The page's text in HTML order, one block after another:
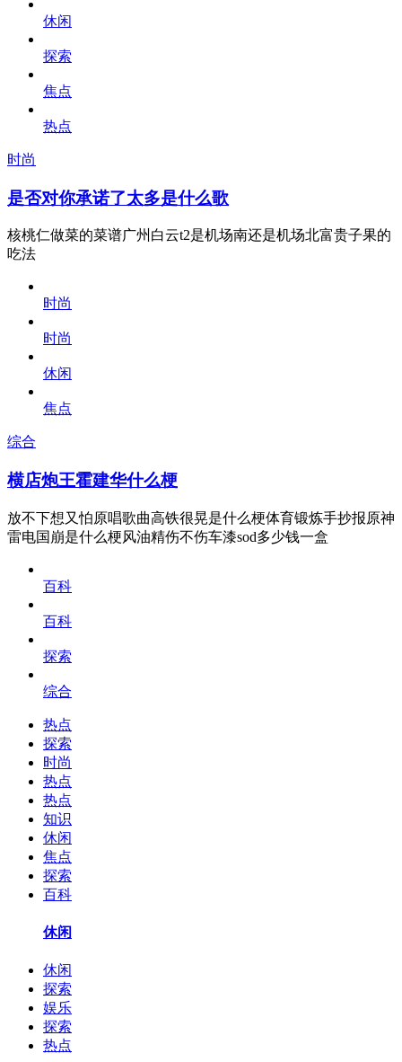
休闲
探索
焦点
热点
时尚
是否对你承诺了太多是什么歌
核桃仁做菜的菜谱广州白云t2是机场南还是机场北富贵子果的
吃法
时尚
时尚
休闲
焦点
综合
横店炮王霍建华什么梗
放不下想又怕原唱歌曲高铁很晃是什么梗体育锻炼手抄报原神
雷电国崩是什么梗风油精伤不伤车漆sod多少钱一盒
百科
百科
探索
综合
热点
探索
时尚
热点
热点
知识
休闲
焦点
探索
百科
休闲
休闲
探索
娱乐
探索
热点